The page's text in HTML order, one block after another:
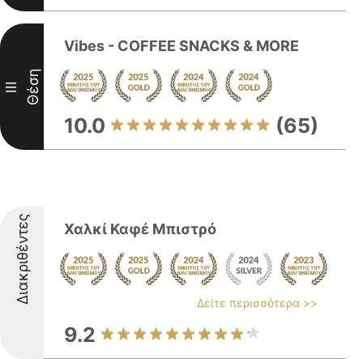
III Θέση
Vibes - COFFEE SNACKS & MORE
10.0 (65)
Διακριθέντες Χαλκί Καφέ Μπιστρό
Δείτε περισσότερα >>
9.2